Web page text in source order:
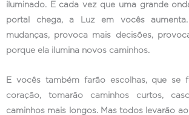
iluminado. E cada vez que uma grande
portal chega, a Luz em vocês
mudanças, provoca mais decisões,
porque ela ilumina novos caminhos.
E vocês também farão escolhas, que se
coração, tomarão caminhos curtos,
caminhos mais longos. Mas todos levarão